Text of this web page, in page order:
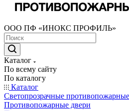
ООО ПФ «ИНОКС ПРОФИЛЬ»
Каталог
По всему сайту
По каталогу
Каталог
Светопрозрачные
Противопожарные двери